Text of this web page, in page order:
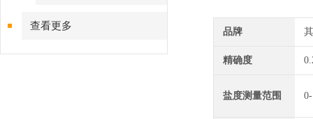
查看更多
品牌
精确度
盐度测量范围